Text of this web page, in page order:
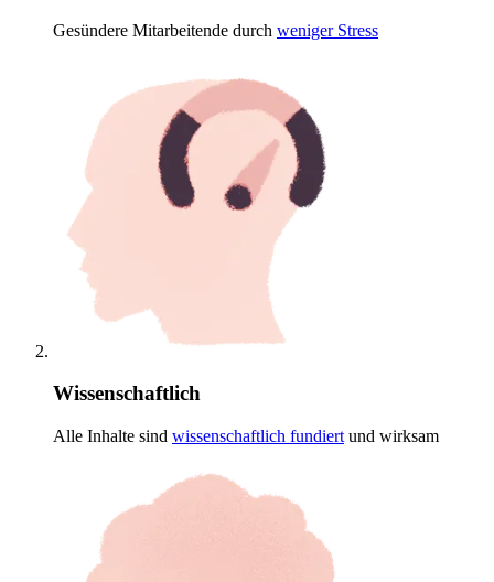
Gesündere Mitarbeitende durch weniger Stress
Wissenschaftlich
Alle Inhalte sind wissenschaftlich fundiert und wirksam